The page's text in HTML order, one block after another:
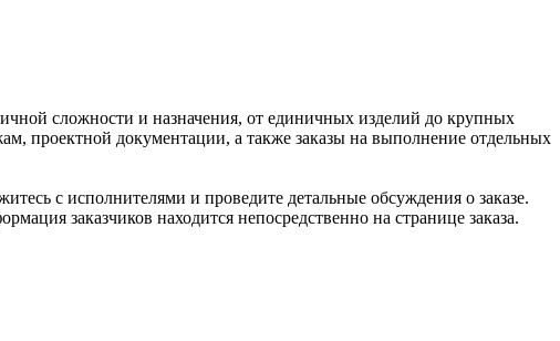
сложности и назначения, от единичных изделий до крупных
проектной документации, а также заказы на выполнение отдельных
с исполнителями и проведите детальные обсуждения о заказе.
заказчиков находится непосредственно на странице заказа.